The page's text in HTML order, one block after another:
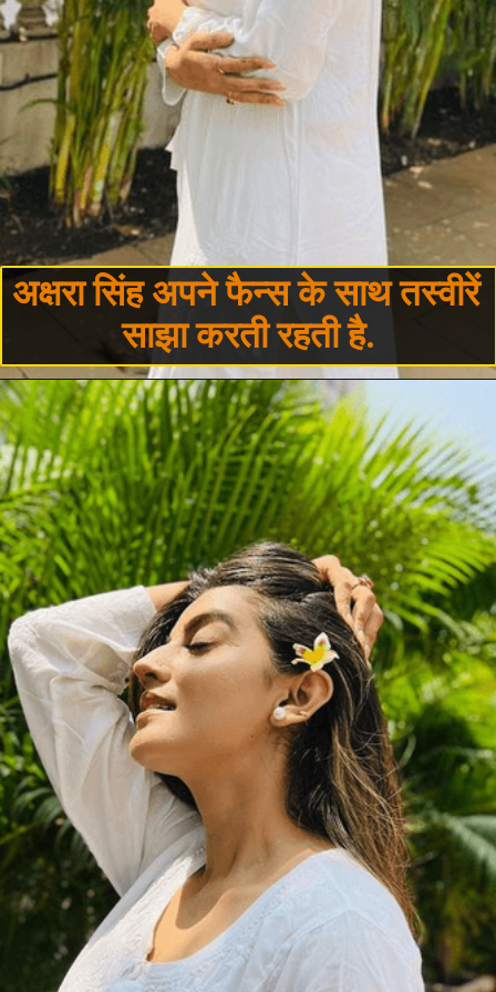
अक्षरा सिंह अपने फैन्स के साथ तस्वीरें
साझा करती रहती है.